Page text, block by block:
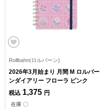
Rollbahn(ロルバーン)
2026年3月始まり 月間 M ロルバー
ンダイアリー フローラ ピンク
税込 1,375 円
在庫 〇